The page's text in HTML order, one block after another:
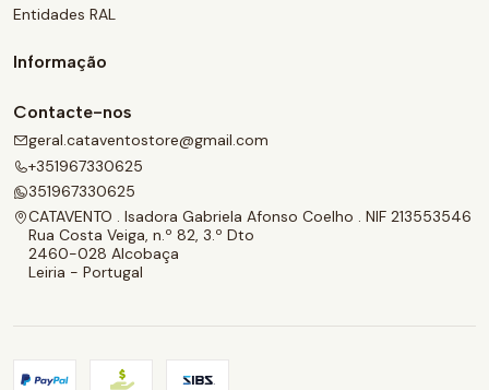
Entidades RAL
Informação
Contacte-nos
geral.cataventostore@gmail.com
+351967330625
351967330625
CATAVENTO . Isadora Gabriela Afonso Coelho . NIF 213553546
Rua Costa Veiga, n.º 82, 3.º Dto
2460-028 Alcobaça
Leiria - Portugal